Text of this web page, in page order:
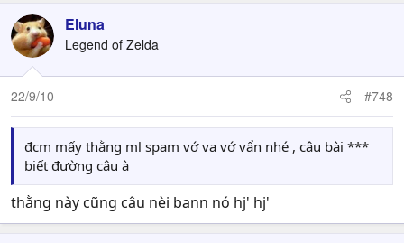
Eluna
Legend of Zelda
22/9/10 #748
đcm mấy thằng ml spam vớ va vớ vẩn nhé , câu bài ***
biết đường câu à
thằng này cũng câu nèi bann nó hj' hj'